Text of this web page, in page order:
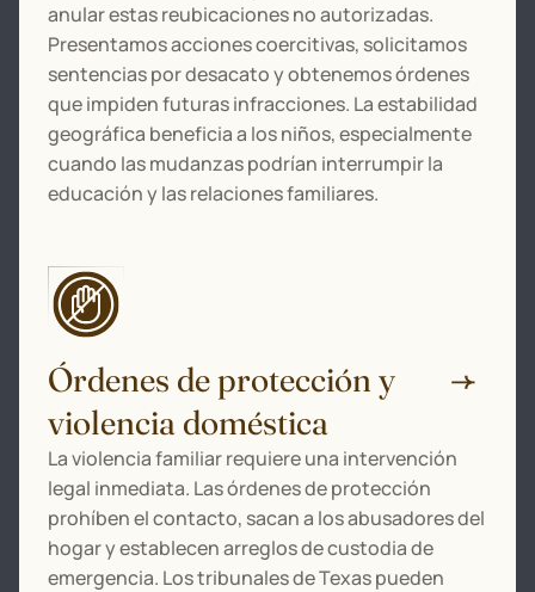
anular estas reubicaciones no autorizadas.
Presentamos acciones coercitivas, solicitamos
sentencias por desacato y obtenemos órdenes
que impiden futuras infracciones. La estabilidad
geográfica beneficia a los niños, especialmente
cuando las mudanzas podrían interrumpir la
educación y las relaciones familiares.
Órdenes de protección y
violencia doméstica
La violencia familiar requiere una intervención
legal inmediata. Las órdenes de protección
prohíben el contacto, sacan a los abusadores del
hogar y establecen arreglos de custodia de
emergencia. Los tribunales de Texas pueden